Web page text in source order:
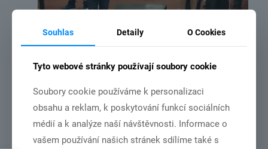
Mikulášská hala – Praha Stromovka 3.12.2022
14.11.2021
Souhlas Detaily O Cookies
Tyto webové stránky používají soubory cookie
Soubory cookie používáme k personalizaci
obsahu a reklam, k poskytování funkcí sociálních
médií a k analýze naší návštěvnosti. Informace o
vašem používání našich stránek sdílíme také s